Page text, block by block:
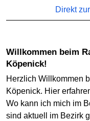
Direkt
Willkommen beim Raum für Beteiligung Treptow-
Köpenick!
Herzlich Willkommen
Köpenick. Hier
Wo kann ich mich im
sind aktuell im Bezirk